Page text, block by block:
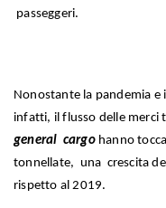
passeggeri.
Nonostante la pandemia e
infatti, il flusso delle merci
general cargohanno
tonnellate, una crescita
rispetto al 2019.